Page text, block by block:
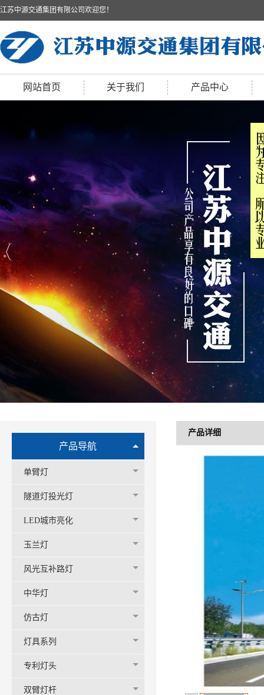
江苏中源交通集团有限公司欢迎您！
网站首页 关于我们 产品中心
产品导航
单臂灯
隧道灯投光灯
LED城市亮化
玉兰灯
风光互补路灯
中华灯
仿古灯
灯具系列
专利灯头
双臂灯杆
产品详细